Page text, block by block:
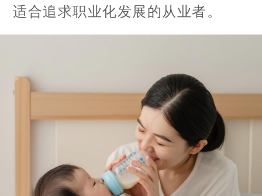
适合追求职业化发展的从业者。